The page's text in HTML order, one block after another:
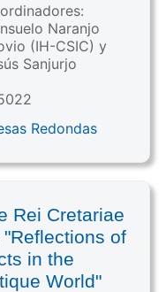
Naranjo
(IH-CSIC) y
Sanjurjo
Redondas
Rei Cretariae
of
in the
World"